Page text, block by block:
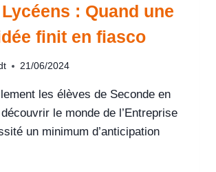
: Quand une
finit en fiasco
21/06/2024
les élèves de Seconde en
le monde de l’Entreprise
un minimum d’anticipation